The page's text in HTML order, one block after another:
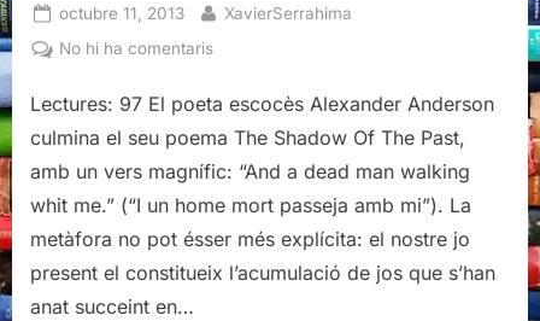
Posted
on
octubre 11, 2013 By
XavierSerrahima
No hi ha comentarisa
germans
Burgess,
Strout
Lectures: 97 El poeta escocès Alexander Anderson
culmina el seu poema The Shadow Of The Past,
amb un vers magnífic: “And a dead man walking
whit me.” (“I un home mort passeja amb mi”). La
metàfora no pot ésser més explícita: el nostre jo
present el constitueix l’acumulació de jos que s’han
anat succeint en…